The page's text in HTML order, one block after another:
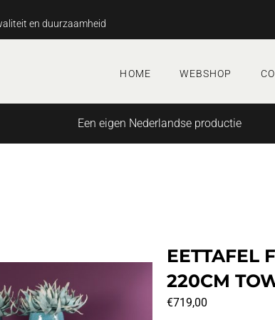
en duurzaamheid
HOME WEBSHOP
Een eigen Nederlandse productie
EETTAFEL
220CM
€719,00